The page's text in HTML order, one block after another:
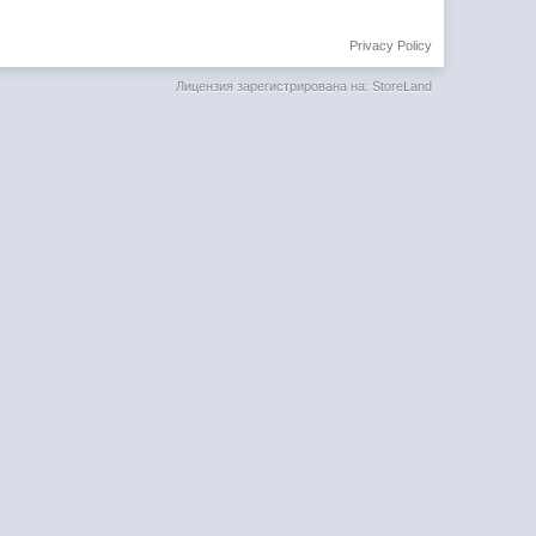
Privacy Policy
Лицензия зарегистрирована на: StoreLand